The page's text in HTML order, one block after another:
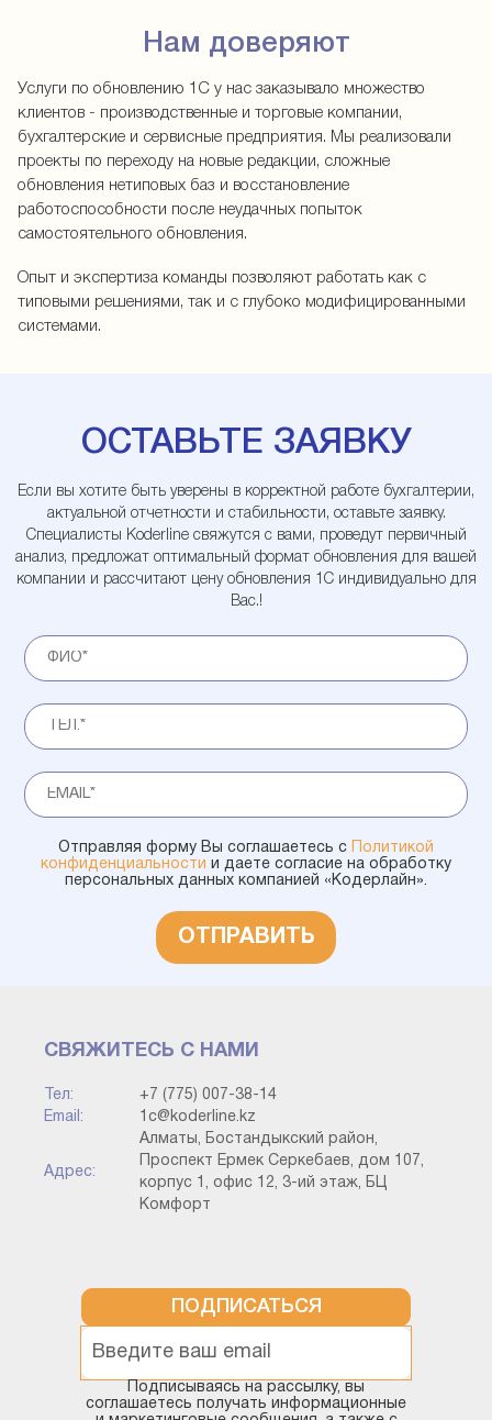
Нам доверяют
Услуги по обновлению 1С у нас заказывало множество
клиентов - производственные и торговые компании,
бухгалтерские и сервисные предприятия. Мы реализовали
проекты по переходу на новые редакции, сложные
обновления нетиповых баз и восстановление
работоспособности после неудачных попыток
самостоятельного обновления.
Опыт и экспертиза команды позволяют работать как с
типовыми решениями, так и с глубоко модифицированными
системами.
ОСТАВЬТЕ ЗАЯВКУ
Если вы хотите быть уверены в корректной работе бухгалтерии,
актуальной отчетности и стабильности, оставьте заявку.
Специалисты Koderline свяжутся с вами, проведут первичный
анализ, предложат оптимальный формат обновления для вашей
компании и рассчитают цену обновления 1С индивидуально для
Вас.!
Отправляя форму Вы соглашаетесь с
Политикой
конфиденциальности и даете согласие на обработку
персональных данных компанией «Кодерлайн».
ОТПРАВИТЬ
СВЯЖИТЕСЬ С НАМИ
Тел:
+7 (775) 007-38-14
Email:
1c@koderline.kz
Адрес:
Алматы, Бостандыкский район,
Проспект Ермек Серкебаев, дом 107,
корпус 1, офис 12, 3-ий этаж, БЦ
Комфорт
ПОДПИСАТЬСЯ
Подписываясь на рассылку, вы
соглашаетесь получать информационные